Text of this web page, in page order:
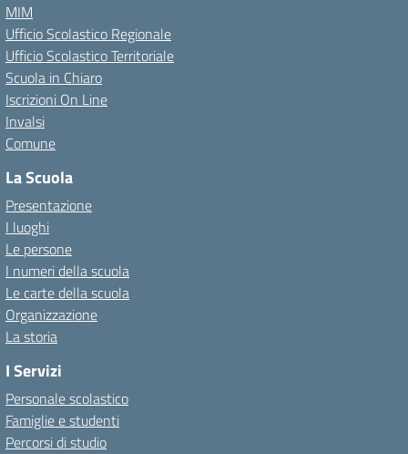
MIM
Ufficio Scolastico Regionale
Ufficio Scolastico Territoriale
Scuola in Chiaro
Iscrizioni On Line
Invalsi
Comune
La Scuola
Presentazione
I luoghi
Le persone
I numeri della scuola
Le carte della scuola
Organizzazione
La storia
I Servizi
Personale scolastico
Famiglie e studenti
Percorsi di studio